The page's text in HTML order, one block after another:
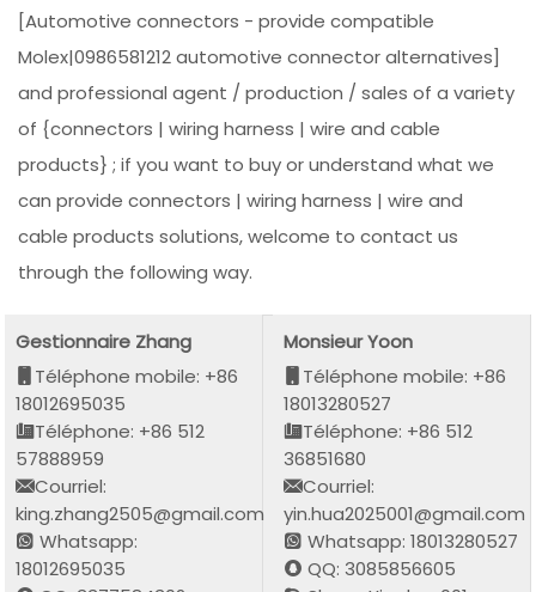
[Automotive connectors - provide compatible
Molex|0986581212 automotive connector alternatives]
and professional agent / production / sales of a variety
of {connectors | wiring harness | wire and cable
products} ; if you want to buy or understand what we
can provide connectors | wiring harness | wire and
cable products solutions, welcome to contact us
through the following way.
Gestionnaire Zhang
Téléphone mobile: +86
18012695035
Téléphone: +86 512
57888959
Courriel:
king.zhang2505@gmail.com
Whatsapp:
18012695035
Monsieur Yoon
Téléphone mobile: +86
18013280527
Téléphone: +86 512
36851680
Courriel:
yin.hua2025001@gmail.com
Whatsapp: 18013280527
QQ: 3085856605